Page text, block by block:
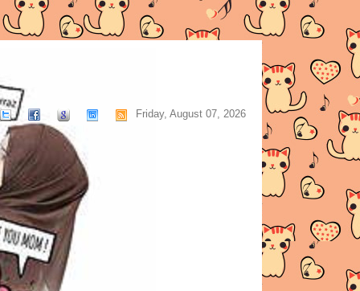
Friday, August 07, 2026